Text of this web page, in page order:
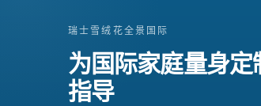
瑞士雪绒花全景国际
为国际家庭量身
指导